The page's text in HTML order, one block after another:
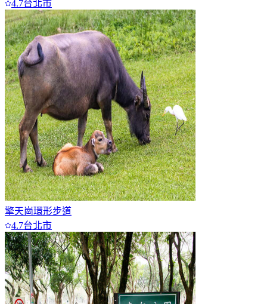
4.7台北市
擎天崗環形步道
4.7台北市